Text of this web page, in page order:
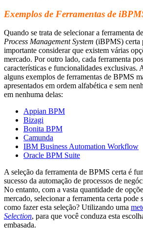
Exemplos de Ferramentas de
Quando se trata de selecionar a ferramenta de
Process Management System (iBPMS) certa
importante considerar que existem várias
mercado. Por outro lado, cada ferramenta
características e funcionalidades exclusivas.
alguns exemplos de ferramentas de BPMS
apresentados em ordem alfabética e sem
em nenhuma delas:
Appian BPM
Bizagi
Bonita BPM
Camunda
IBM Business Automation Workflow
Oracle BPM Suite
A seleção da ferramenta de BPMS certa é
sucesso da automação de processos de
No entanto, com a vasta quantidade de
mercado, selecionar a ferramenta certa pode
como fazer esta seleção? Utilizando uma
Selection, para que você conduza esta
embasada.